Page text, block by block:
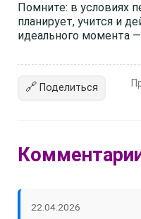
Помните: в условиях
планирует, учится и
идеального момента
🔗 Поделиться
22.04.2026